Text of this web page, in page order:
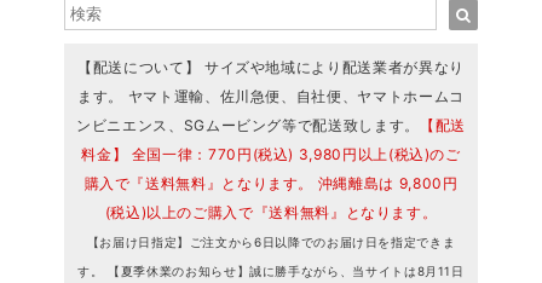
【配送について】 サイズや地域により配送業者が異なり
ます。 ヤマト運輸、佐川急便、自社便、ヤマトホームコ
ンビニエンス、SGムービング等で配送致します。
【配送
料金】 全国一律：770円(税込) 3,980円以上(税込)のご
購入で『送料無料』となります。 沖縄離島は 9,800円
(税込)以上のご購入で『送料無料』となります。
【お届け日指定】ご注文から6日以降でのお届け日を指定できま
す。 【夏季休業のお知らせ】誠に勝手ながら、当サイトは8月11日